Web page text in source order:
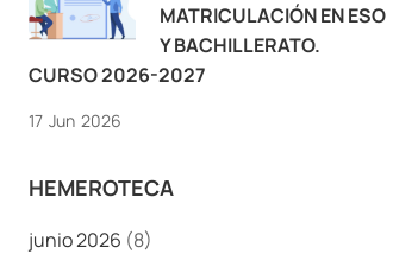
MATRICULACIÓN EN ESO
Y BACHILLERATO.
CURSO 2026-2027
17 Jun 2026
HEMEROTECA
junio 2026 (8)